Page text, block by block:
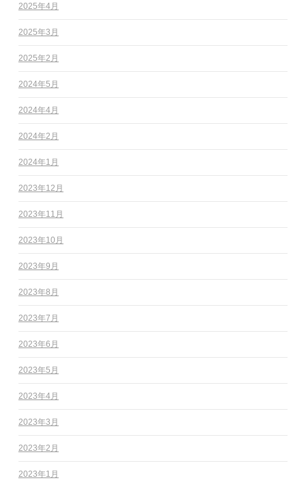
2025年4月
2025年3月
2025年2月
2024年5月
2024年4月
2024年2月
2024年1月
2023年12月
2023年11月
2023年10月
2023年9月
2023年8月
2023年7月
2023年6月
2023年5月
2023年4月
2023年3月
2023年2月
2023年1月